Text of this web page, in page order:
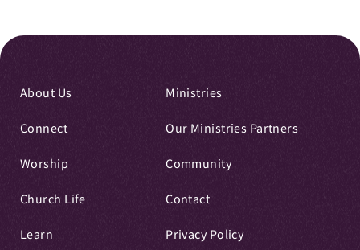
About Us
Connect
Worship
Church Life
Learn
Ministries
Our Ministries Partners
Community
Contact
Privacy Policy